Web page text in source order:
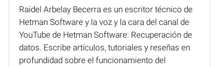
Raidel Arbelay Becerra es un escritor técnico de
Hetman Software y la voz y la cara del canal de
YouTube de Hetman Software: Recuperación de
datos. Escribe artículos, tutoriales y reseñas en
profundidad sobre el funcionamiento del